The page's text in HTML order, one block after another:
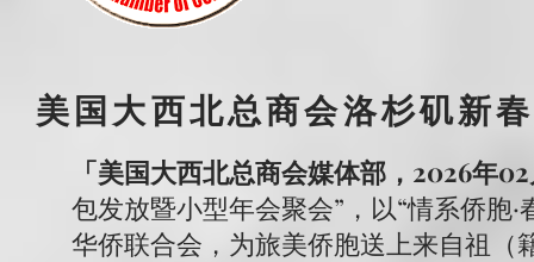
美国大西北总商会洛杉矶新
「美国大西北总商会媒体部，2026年
包发放暨小型年会聚会”，以“情系侨胞
华侨联合会，为旅美侨胞送上来自祖（